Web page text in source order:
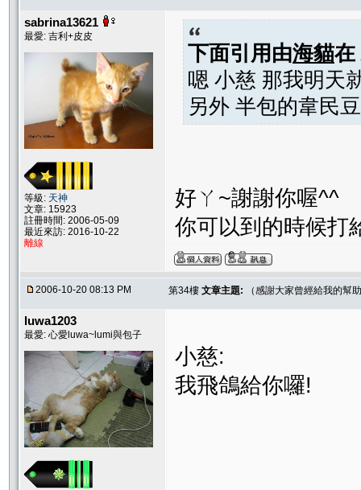
sabrina13621
最愛: 吉利+皮皮
等級: 天神
文章: 15923
註冊時間: 2006-05-09
最近來訪: 2016-10-22
離線
下面引用由海貓在
嗯 小慈 那我明天
另外 半包的韋民
好ㄚ~謝謝你喔^^
你可以到的時候打
2006-10-20 08:13 PM 第34樓 文章主題: （感謝大家曾經給我的幫
luwa1203
最愛: 心愛luwa~lumi與包子
小慈:
我飛鴿給你囉!